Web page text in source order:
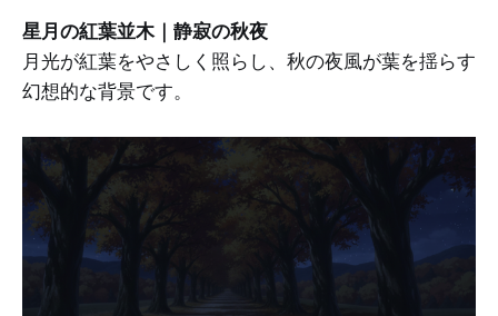
星月の紅葉並木｜静寂の秋夜
月光が紅葉をやさしく照らし、秋の夜風が葉を揺らす
幻想的な背景です。